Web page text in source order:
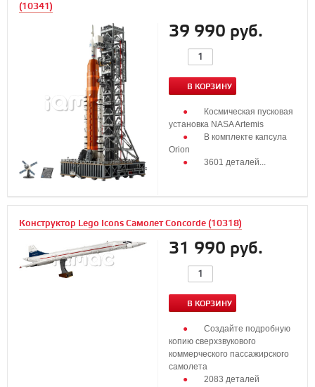
(10341)
39 990 руб.
В КОРЗИНУ
Космическая пусковая
установка NASA Artemis
В комплекте капсула
Orion
3601 деталей...
Конструктор Lego Icons Самолет Concorde (10318)
31 990 руб.
В КОРЗИНУ
Создайте подробную
копию сверхзвукового
коммерческого пассажирского
самолета
2083 деталей